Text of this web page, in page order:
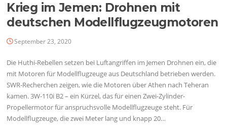
Krieg im Jemen: Drohnen mit
deutschen Modellflugzeugmotoren
September 23, 2020
Die Huthi-Rebellen setzen bei Luftangriffen im Jemen Drohnen ein, die
mit Motoren für Modellflugzeuge aus Deutschland betrieben werden.
SWR-Recherchen zeigen, wie die Motoren über Athen nach Teheran
kamen. 3W-110i B2 – ein Kürzel, das für einen Zwei-Zylinder-
Propellermotor für anspruchsvolle Modellflugzeuge steht. Für
Modellflugzeuge, die zwei Meter lang und knapp 20…